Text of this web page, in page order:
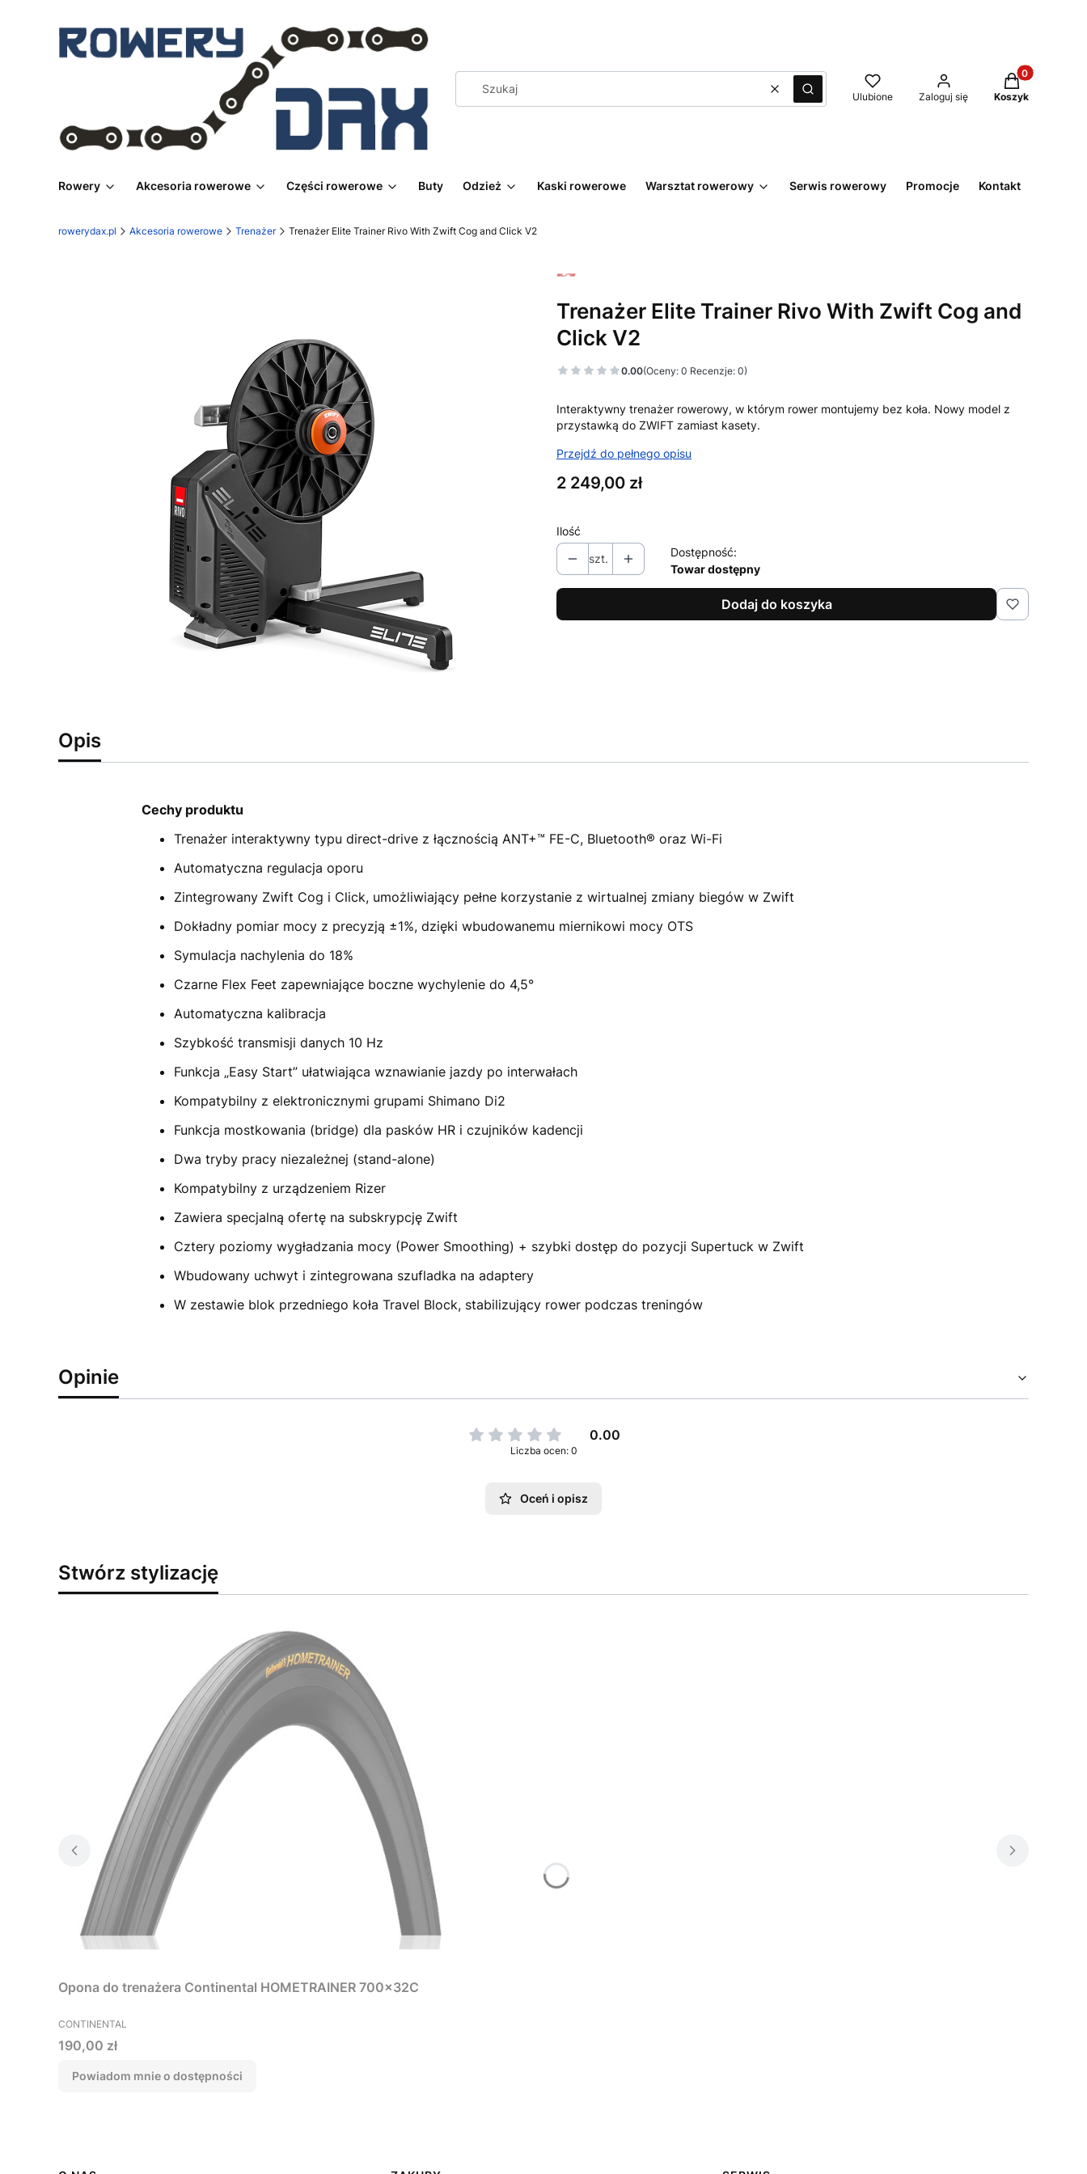
WyczyśćSzukaj Ulubione Zaloguj się
Produkty w
Koszyk
Rowery Akcesoria rowerowe Części rowerowe Buty Odzież Kaski rowerowe Warsztat rowerowy Serwis rowerowy Promocje Kontakt
rowerydax.pl Akcesoria rowerowe Trenażer Trenażer Elite Trainer Rivo With Zwift Cog and Click V2
Trenażer Elite Trainer Rivo With Zwift Cog and
Click V2
0.00(Oceny: 0 Recenzje: 0)
Interaktywny trenażer rowerowy, w którym rower montujemy bez koła. Nowy model z
przystawką do ZWIFT zamiast kasety.
Przejdź do pełnego opisu
Cena
2 249,00 zł
Ilość
szt.
Dostępność:
Towar dostępny
Dodaj do koszyka
Opis
Cechy produktu
Trenażer interaktywny typu direct-drive z łącznością ANT+™ FE-C, Bluetooth® oraz Wi-Fi
Automatyczna regulacja oporu
Zintegrowany Zwift Cog i Click, umożliwiający pełne korzystanie z wirtualnej zmiany biegów w Zwift
Dokładny pomiar mocy z precyzją ±1%, dzięki wbudowanemu miernikowi mocy OTS
Symulacja nachylenia do 18%
Czarne Flex Feet zapewniające boczne wychylenie do 4,5°
Automatyczna kalibracja
Szybkość transmisji danych 10 Hz
Funkcja „Easy Start” ułatwiająca wznawianie jazdy po interwałach
Kompatybilny z elektronicznymi grupami Shimano Di2
Funkcja mostkowania (bridge) dla pasków HR i czujników kadencji
Dwa tryby pracy niezależnej (stand-alone)
Kompatybilny z urządzeniem Rizer
Zawiera specjalną ofertę na subskrypcję Zwift
Cztery poziomy wygładzania mocy (Power Smoothing) + szybki dostęp do pozycji Supertuck w Zwift
Wbudowany uchwyt i zintegrowana szufladka na adaptery
W zestawie blok przedniego koła Travel Block, stabilizujący rower podczas treningów
Opinie
0.00
Liczba ocen: 0
Oceń i opisz
Stwórz stylizację
Opona do trenażera Continental HOMETRAINER 700x32C
PRODUCENT
CONTINENTAL
Cena
190,00 zł
Powiadom mnie o dostępności